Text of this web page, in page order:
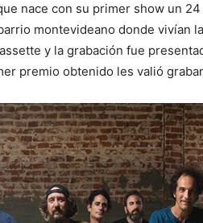
nace con su primer show un
montevideano donde vivían
y la grabación fue
premio obtenido les valió